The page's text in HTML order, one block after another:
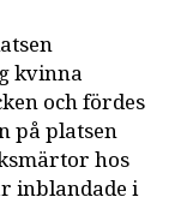
kvinna
och fördes
på platsen
hos
inblandade i